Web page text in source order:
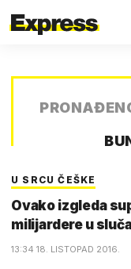
U SRCU ČEŠKE
Ovako izgleda
milijardere u
13:34 18. LISTOPAD 2016.